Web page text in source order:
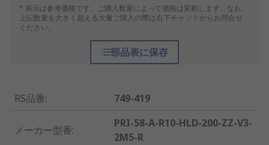
* 表示は参考価格です。ご購入数量によって価格は変動します。なお、
上記数量を大きく超える大量ご購入の際は右下チャットからお問合せ
ください。
部品表に保存
RS品番: 749-419
メーカー型番:
PRI-58-A-R10-HLD-200-ZZ-V3-
2M5-R